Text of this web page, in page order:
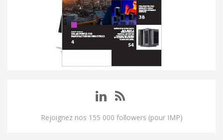
Rejoignez nos 155 000 followers (pour IMP)